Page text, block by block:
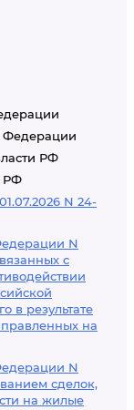
Федерации
РФ
РФ
N 24-
N
с
в результате
на
N
сделок,
на жилые